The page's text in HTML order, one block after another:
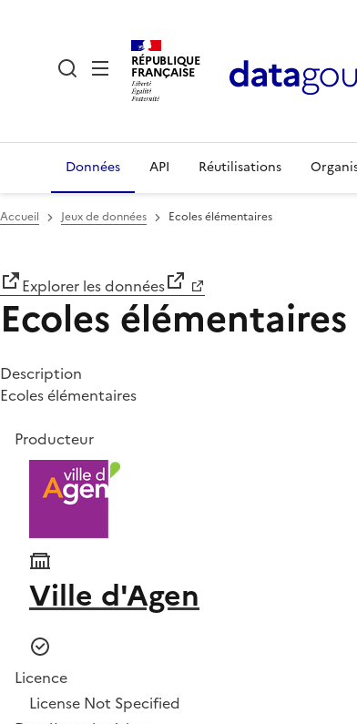
RÉPUBLIQUE
FRANÇAISE
Données API Réutilisations
Accueil Jeux de données Ecoles élémentaires
Explorer les données
Ecoles élémentaires
Description
Ecoles élémentaires
Producteur
Ville d'Agen
Licence
License Not Specified